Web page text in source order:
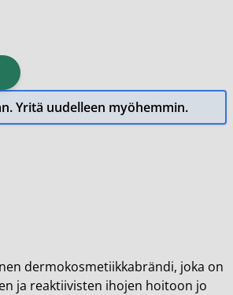
Yritä uudelleen myöhemmin.
dermokosmetiikkabrändi, joka on
ja reaktiivisten ihojen hoitoon jo